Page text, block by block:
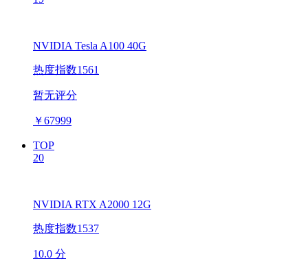
NVIDIA Tesla A100 40G
热度指数1561
暂无评分
￥67999
TOP
20
NVIDIA RTX A2000 12G
热度指数1537
10.0 分